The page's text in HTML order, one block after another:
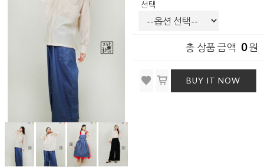
선택
총 상품 금액 0원
BUY IT NOW